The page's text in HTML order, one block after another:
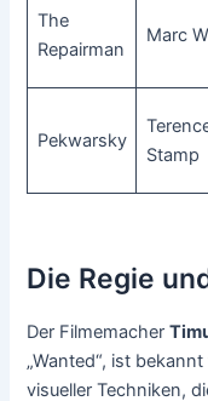
The
Repairman
Marc
Pekwarsky
Stamp
Die Regie
Der Filmemacher
„Wanted“, ist
visueller Techniken,